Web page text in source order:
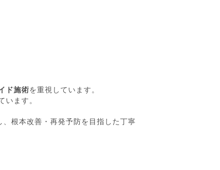
ド施術を重視しています。
います。
根本改善・再発予防を目指した丁寧